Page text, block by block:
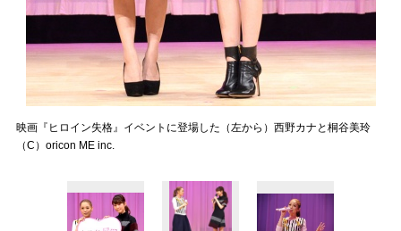
映画『ヒロイン失格』イベントに登場した（左から）西野カナと桐谷美玲
（C）oricon ME inc.